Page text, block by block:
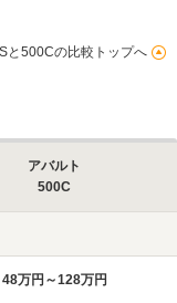
と500Cの比較トップへ
アバルト
500C
48万円～128万円